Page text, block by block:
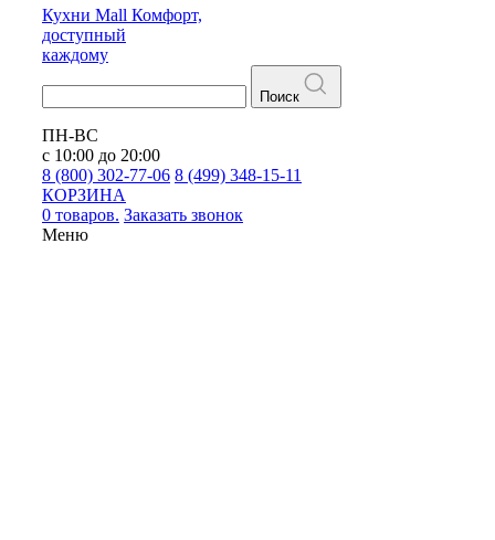
Кухни Mall Комфорт,
доступный
каждому
Поиск
ПН-ВС
с 10:00 до 20:00
8 (800) 302-77-06 8 (499) 348-15-11
КОРЗИНА
0 товаров. Заказать звонок
Меню